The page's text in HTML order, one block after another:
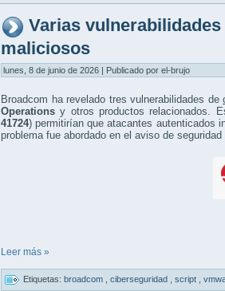
Varias
maliciosos
lunes, 8 de junio de 2026 | Publicado por el-brujo
Broadcom ha revelado tres vulnerabilidades de
Operations y otros productos relacionados.
41724) permitirían que atacantes autenticados
problema fue abordado en el aviso de
Leer más »
Etiquetas: broadcom ciberseguridad script